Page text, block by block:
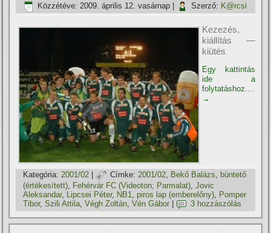
Közzétéve: 2009. április 12. vasárnap Szerző: K@rcsi
Kezezés,
kiállítás —
kiütés
Egy kattintás
ide a
folytatáshoz....
→
Kategória: 2001/02 | Címke: 2001/02, Bekő Balázs, büntető
(értékesí­tett) Fehérvár FC (Videoton; Parmalat) ,Jovic
Aleksandar, Lipcsei Péter, NB1 ,piros lap (emberelőny) Pomper
Tibor,Szili Attila,Végh Zoltán,Vén Gábor 3 hozzászólás